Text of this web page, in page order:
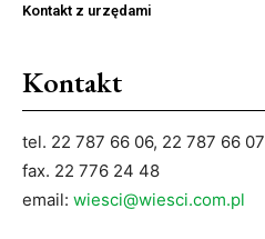
Kontakt z urzędami
Kontakt
tel. 22 787 66 06, 22 787 66 07
fax. 22 776 24 48
email: wiesci@wiesci.com.pl